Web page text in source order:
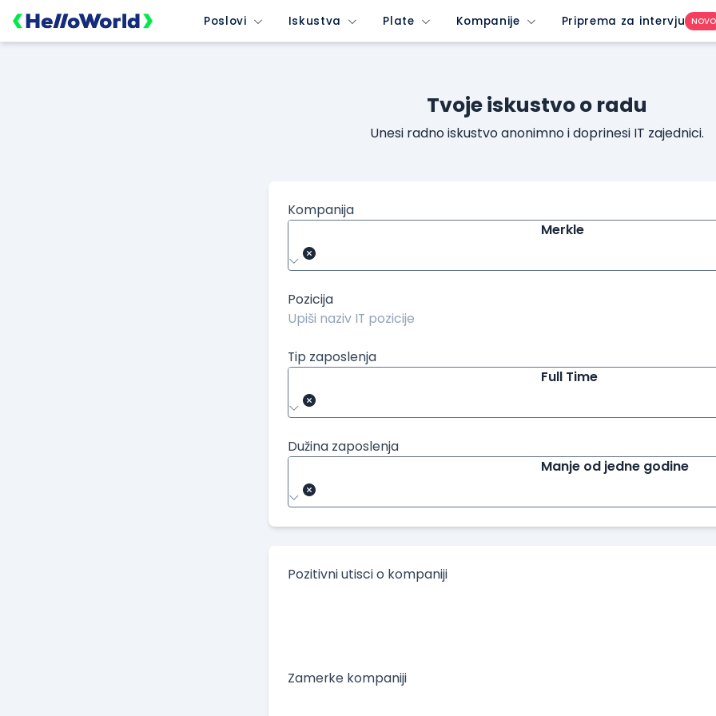
Poslovi Iskustva Plate Kompanije Priprema za intervju NOVO
Tvoje iskustvo o radu
Unesi radno iskustvo anonimno i doprinesi IT zajednici.
Kompanija
Merkle
Pozicija
Tip zaposlenja
Full Time
Dužina zaposlenja
Manje od jedne godine
Pozitivni utisci o kompaniji
Zamerke kompaniji